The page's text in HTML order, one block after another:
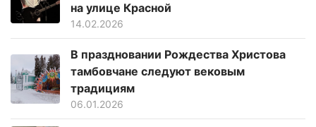
на улице Красной
14.02.2026
В праздновании Рождества Христова
тамбовчане следуют вековым
традициям
06.01.2026